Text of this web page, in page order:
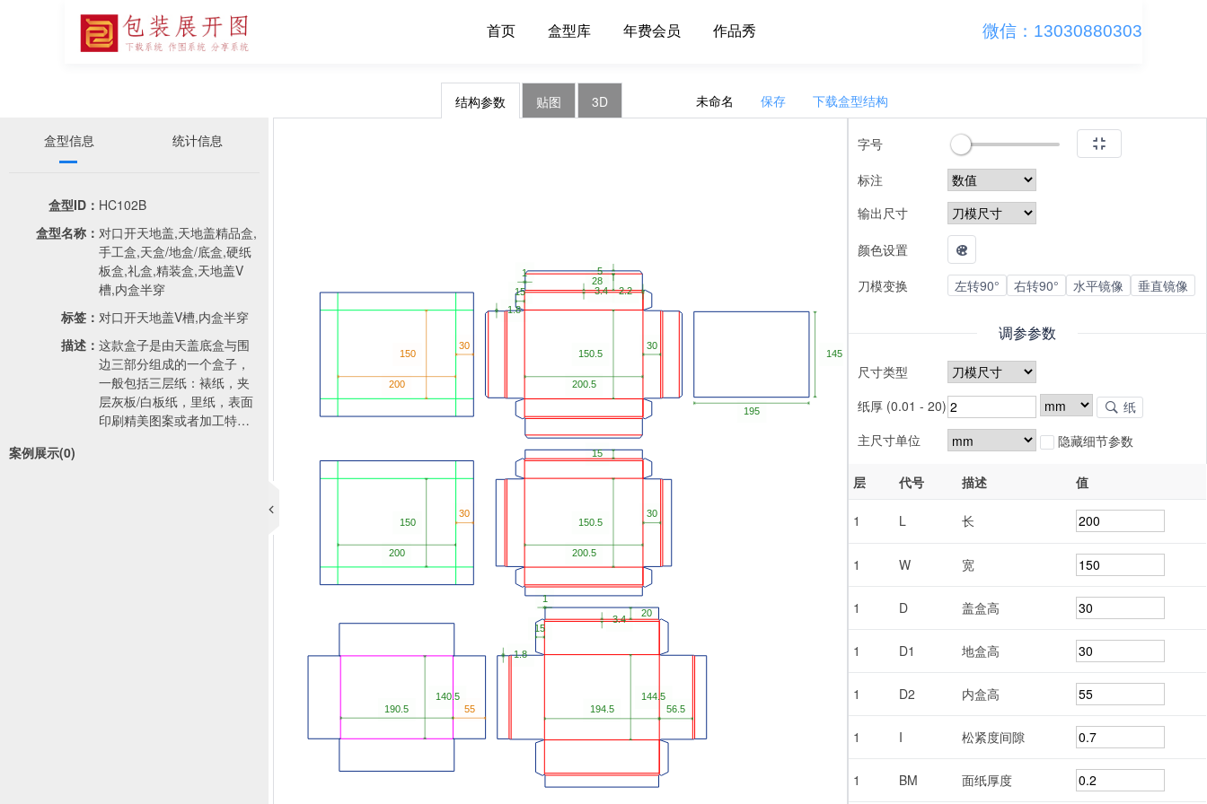
首页 盒型库 年费会员 作品秀 微信：13030880303
盒型信息 统计信息
盒型ID： HC102B
盒型名称： 对口开天地盖,天地盖精品盒,
手工盒,天盒/地盒/底盒,硬纸
板盒,礼盒,精装盒,天地盖V
槽,内盒半穿
标签： 对口开天地盖V槽,内盒半穿
描述： 这款盒子是由天盖底盒与围
边三部分组成的一个盒子，
一般包括三层纸：裱纸，夹
层灰板/白板纸，里纸，表面
印刷精美图案或者加工特殊
案例展示(0)
结构参数 贴图 3D 未命名 保存 下载盒型结构
字号
标注
输出尺寸
颜色设置
刀模变换
左转90° 右转90° 水平镜像 垂直镜像
调参参数
尺寸类型
纸厚 (0.01 - 20)
纸
主尺寸单位
隐藏细节参数
层 代号 描述 值
1 L 长
1 W 宽
1 D 盖盒高
1 D1 地盒高
1 D2 内盒高
1 I 松紧度间隙
1 BM 面纸厚度